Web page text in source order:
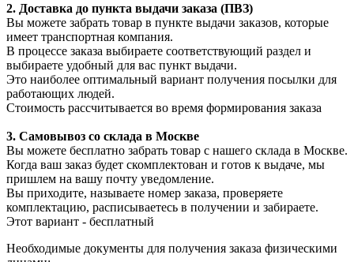
2. Доставка до пункта выдачи заказа (ПВЗ)
Вы можете забрать товар в пункте выдачи заказов, которые
имеет транспортная компания.
В процессе заказа выбираете соответствующий раздел и
выбираете удобный для вас пункт выдачи.
Это наиболее оптимальный вариант получения посылки для
работающих людей.
Стоимость рассчитывается во время формирования заказа
3. Самовывоз со склада в Москве
Вы можете бесплатно забрать товар с нашего склада в Москве.
Когда ваш заказ будет скомплектован и готов к выдаче, мы
пришлем на вашу почту уведомление.
Вы приходите, называете номер заказа, проверяете
комплектацию, расписываетесь в получении и забираете.
Этот вариант - бесплатный
Необходимые документы для получения заказа физическими